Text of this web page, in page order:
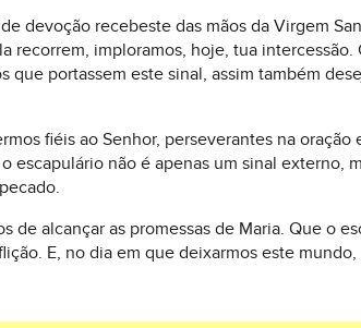
devoção recebeste das mãos da Virgem
recorrem, imploramos, hoje, tua intercessão.
que portassem este sinal, assim também
fiéis ao Senhor, perseverantes na
não é apenas um sinal externo,
de alcançar as promessas de Maria. Que o
E, no dia em que deixarmos este